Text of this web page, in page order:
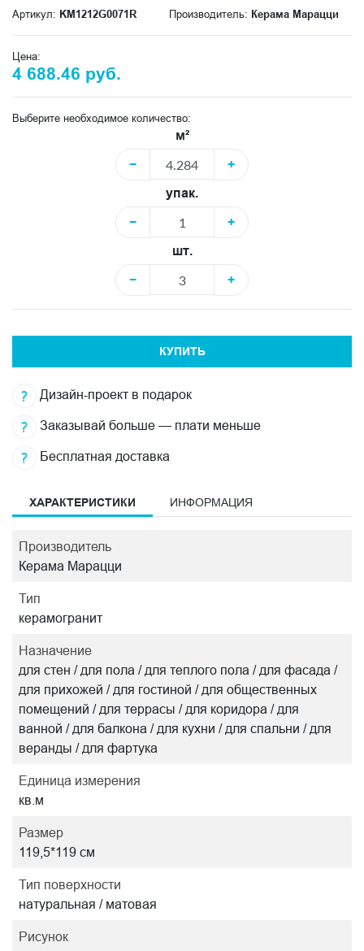
Артикул: KM1212G0071R Производитель: Керама Марацци
Цена:
4 688.46 руб.
Выберите необходимое количество:
м²
−
+
упак.
−
+
шт.
−
+
КУПИТЬ
Дизайн-проект в подарок
Заказывай больше — плати меньше
Бесплатная доставка
ХАРАКТЕРИСТИКИ ИНФОРМАЦИЯ
Производитель
Керама Марацци
Тип
керамогранит
Назначение
для стен / для пола / для теплого пола / для фасада /
для прихожей / для гостиной / для общественных
помещений / для террасы / для коридора / для
ванной / для балкона / для кухни / для спальни / для
веранды / для фартука
Единица измерения
кв.м
Размер
119,5*119 см
Тип поверхности
натуральная / матовая
Рисунок